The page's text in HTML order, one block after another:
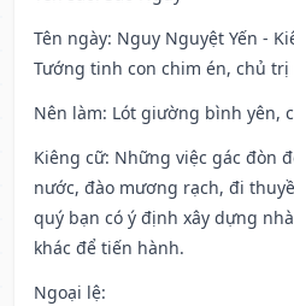
Tên ngày: Nguy Nguyệt Yến -
Tướng tinh con chim én, chủ trị
Nên làm: Lót giường bình yên,
Kiêng cữ: Những việc gác đòn
nước, đào mương rạch, đi
quý bạn có ý định xây dựng
khác để tiến hành.
Ngoại lệ: